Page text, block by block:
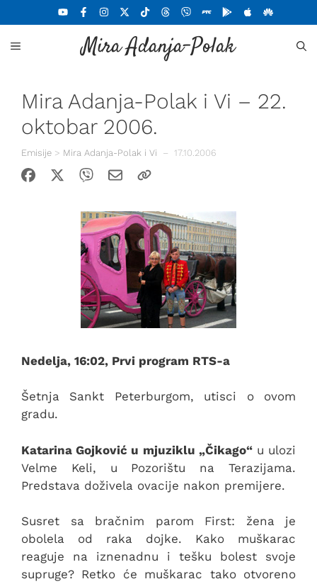
na
sadržaj
Mira Adanja-Polak
MENU
Mira Adanja-Polak i Vi – 22.
oktobar 2006.
Emisije > Mira Adanja-Polak i Vi – 17.10.2006
Nedelja, 16:02, Prvi program RTS-a
Šetnja Sankt Peterburgom, utisci o ovom
gradu.
Katarina Gojković u mjuziklu „Čikago“u ulozi
Velme Keli, u Pozorištu na Terazijama.
Predstava doživela ovacije nakon premijere.
Susret sa bračnim parom First: žena je
obolela od raka dojke. Kako muškarac
reaguje na iznenadnu i tešku bolest svoje
supruge? Retko će muškarac tako otvoreno